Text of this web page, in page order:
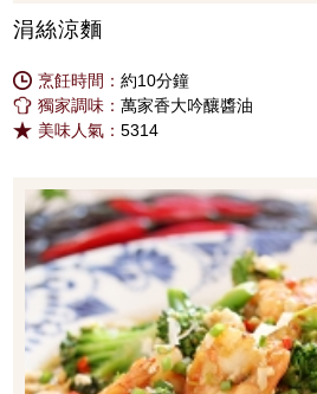
涓絲涼麵
烹飪時間：約10分鐘
獨家調味：萬家香大吟釀醬油
美味人氣：5314